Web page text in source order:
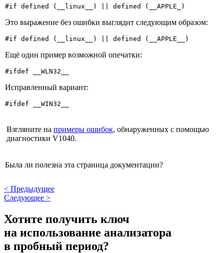
#if defined (__linux__) || defined (__APPLE_)
Это выражение без ошибки выглядит следующим образом:
#if defined (__linux__) || defined (__APPLE__)
Ещё один пример возможной опечатки:
#ifdef __WLN32__
Исправленный вариант:
#ifdef __WIN32__
Взгляните на примеры ошибок, обнаруженных с помощью
диагностики V1040.
Была ли полезна эта страница документации?
< Предыдущее
Следующее >
Хотите получить ключ
на использование анализатора
в пробный период?